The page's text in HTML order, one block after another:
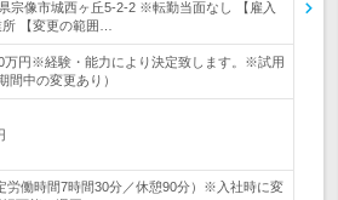
宗像市城西ヶ丘5-2-2 ※転勤当面なし 【雇入
【変更の範囲…
万円※経験・能力により決定致します。※試用
間中の変更あり）
労働時間7時間30分／休憩90分）※入社時に変